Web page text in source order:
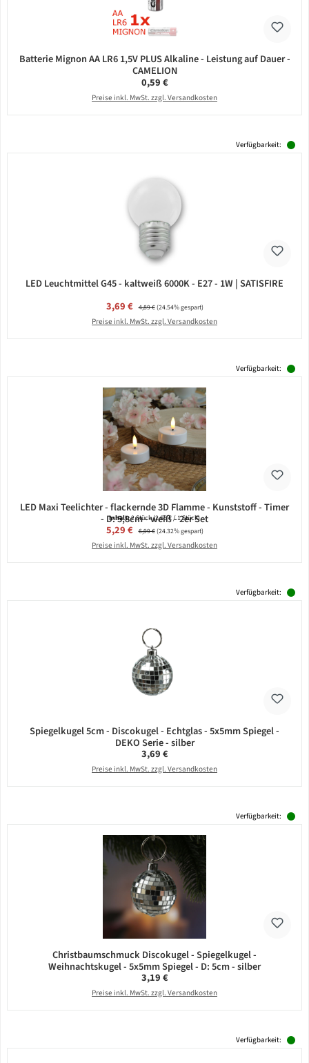
Batterie Mignon AA LR6 1,5V PLUS Alkaline - Leistung auf Dauer -
CAMELION
Regulärer Preis:
0,59 €
Preise inkl. MwSt. zzgl. Versandkosten
Verfügbarkeit:
LED Leuchtmittel G45 - kaltweiß 6000K - E27 - 1W | SATISFIRE
Verkaufspreis:
3,69 € Regulärer Preis:
4,89 €(24.54% gespart)
Preise inkl. MwSt. zzgl. Versandkosten
Verfügbarkeit:
LED Maxi Teelichter - flackernde 3D Flamme - Kunststoff - Timer
- D: 5,8cm - weiß - 2er Set
Inhalt:2 Stück(2,65 € / 1 Stück)
Verkaufspreis:
5,29 € Regulärer Preis:
6,99 €(24.32% gespart)
Preise inkl. MwSt. zzgl. Versandkosten
Verfügbarkeit:
Spiegelkugel 5cm - Discokugel - Echtglas - 5x5mm Spiegel -
DEKO Serie - silber
Regulärer Preis:
3,69 €
Preise inkl. MwSt. zzgl. Versandkosten
Verfügbarkeit:
Christbaumschmuck Discokugel - Spiegelkugel -
Weihnachtskugel - 5x5mm Spiegel - D: 5cm - silber
Regulärer Preis:
3,19 €
Preise inkl. MwSt. zzgl. Versandkosten
Verfügbarkeit: